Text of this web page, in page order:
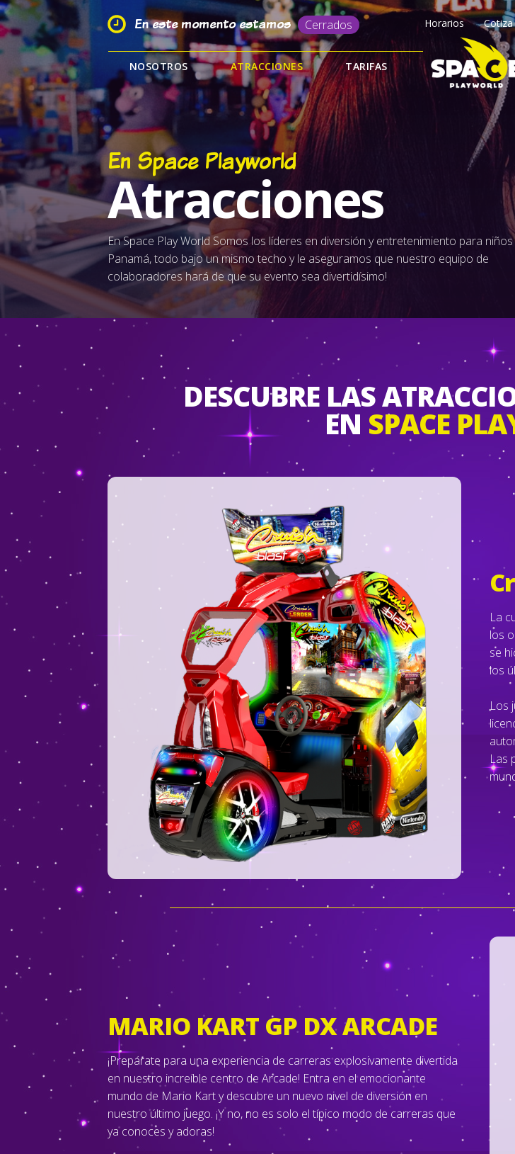
En este momento estamos Cerrados Horarios Cotiza
NOSOTROS ATRACCIONES TARIFAS
En Space Playworld
Atracciones
En Space Play World Somos los líderes en diversión y entretenimiento para
Panamá, todo bajo un mismo techo y le aseguramos que nuestro equipo de
colaboradores hará de que su evento sea divertidísimo!
DESCUBRE LAS
EN SPACE
La
los
se
los
Los
Las
MARIO KART GP DX ARCADE
¡Prepárate para una experiencia de carreras explosivamente divertida
en nuestro increíble centro de Arcade! Entra en el emocionante
mundo de Mario Kart y descubre un nuevo nivel de diversión en
nuestro último juego. ¡Y no, no es solo el típico modo de carreras que
ya conoces y adoras!